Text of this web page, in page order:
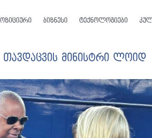
ბიზნესი ტექნოლოგიები
თავდაცვის მინისტრი ლოიდ